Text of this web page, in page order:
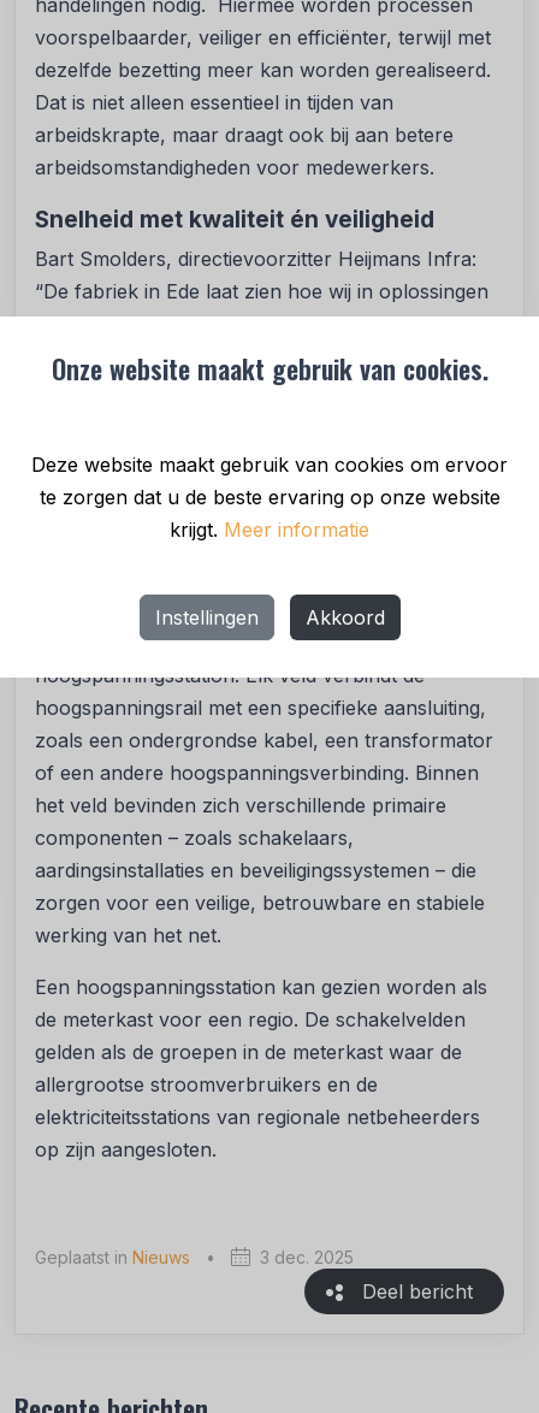
Onze website maakt gebruik van cookies.
Deze website maakt gebruik van cookies om ervoor
te zorgen dat u de beste ervaring op onze website
krijgt. Meer informatie
Instellingen Akkoord
handelingen nodig. Hiermee worden processen
voorspelbaarder, veiliger en efficiënter, terwijl met
dezelfde bezetting meer kan worden gerealiseerd.
Dat is niet alleen essentieel in tijden van
arbeidskrapte, maar draagt ook bij aan betere
arbeidsomstandigheden voor medewerkers.
Snelheid met kwaliteit én veiligheid
Bart Smolders, directievoorzitter Heijmans Infra:
“De fabriek in Ede laat zien hoe wij in oplossingen
denken. Door prefab bouw, standaardisatie en
digitale sturing combineren we snelheid met
kwaliteit én veiligheid. Deze samenwerking met
Wat is een hoogspanningsschakelveld?
Een hoogspanningsschakelveld vormt een
essentieel onderdeel van een
geschakeld, beveiligd en verdeeld over
verschillende aansluitingen in het
hoogspanningsstation. Elk veld verbindt de
hoogspanningsrail met een specifieke aansluiting,
zoals een ondergrondse kabel, een transformator
of een andere hoogspanningsverbinding. Binnen
het veld bevinden zich verschillende primaire
componenten – zoals schakelaars,
aardingsinstallaties en beveiligingssystemen – die
zorgen voor een veilige, betrouwbare en stabiele
werking van het net.
Een hoogspanningsstation kan gezien worden als
de meterkast voor een regio. De schakelvelden
gelden als de groepen in de meterkast waar de
allergrootse stroomverbruikers en de
elektriciteitsstations van regionale netbeheerders
op zijn aangesloten.
Geplaatst in Nieuws • 3 dec. 2025
Deel bericht